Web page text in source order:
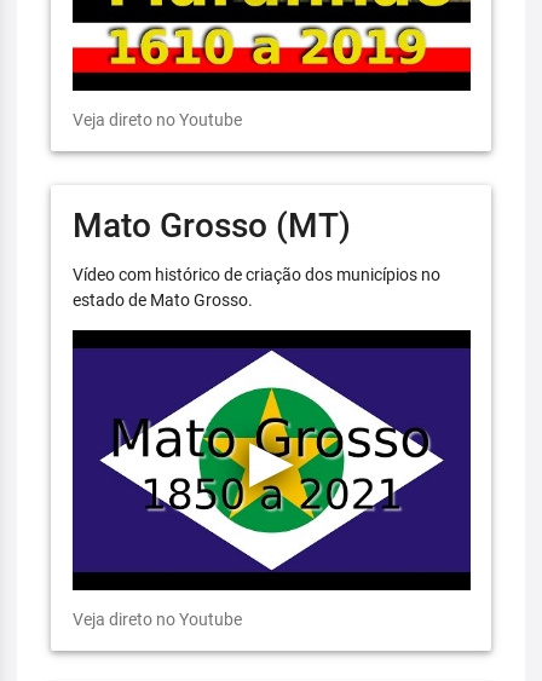
Veja direto no Youtube
Mato Grosso (MT)
Vídeo com histórico de criação dos municípios no
estado de Mato Grosso.
Veja direto no Youtube